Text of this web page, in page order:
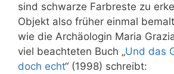
sind schwarze Farbreste zu
Objekt also früher einmal
wie die Archäologin Maria
viel beachteten Buch „Und das
doch echt“ (1998) schreibt: